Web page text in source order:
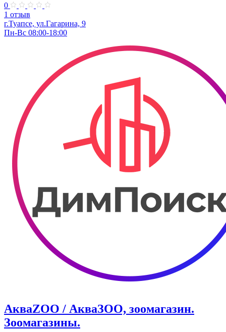
0
1 отзыв
г.Туапсе, ул.Гагарина, 9
Пн-Вс 08:00-18:00
АкваZOO / АкваЗОО, зоомагазин.
Зоомагазины.